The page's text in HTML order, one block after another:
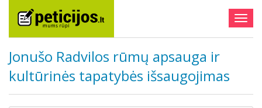
Jonušo Radvilos rūmų apsauga ir
kultūrinės tapatybės išsaugojimas